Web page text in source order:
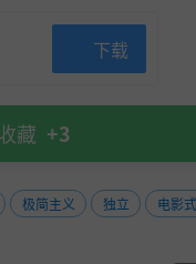
下载
藏 +3
极简主义 独立
电影